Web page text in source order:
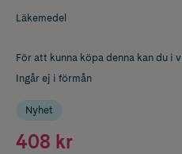
Läkemedel
För att kunna köpa denna kan du i
Ingår ej i förmån
Nyhet
408 kr